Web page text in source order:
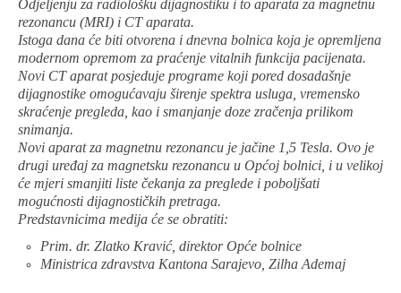
Odjeljenju za radiološku dijagnostiku i to aparata za magnetnu
rezonancu (MRI) i CT aparata.
Istoga dana će biti otvorena i dnevna bolnica koja je opremljena
modernom opremom za praćenje vitalnih funkcija pacijenata.
Novi CT aparat posjeduje programe koji pored dosadašnje
dijagnostike omogućavaju širenje spektra usluga, vremensko
skraćenje pregleda, kao i smanjanje doze zračenja prilikom
snimanja.
Novi aparat za magnetnu rezonancu je jačine 1,5 Tesla. Ovo je
drugi uređaj za magnetsku rezonancu u Općoj bolnici, i u velikoj
će mjeri smanjiti liste čekanja za preglede i poboljšati
mogućnosti dijagnostičkih pretraga.
Predstavnicima medija će se obratiti:
Prim. dr. Zlatko Kravić, direktor Opće bolnice
Ministrica zdravstva Kantona Sarajevo, Zilha Ademaj